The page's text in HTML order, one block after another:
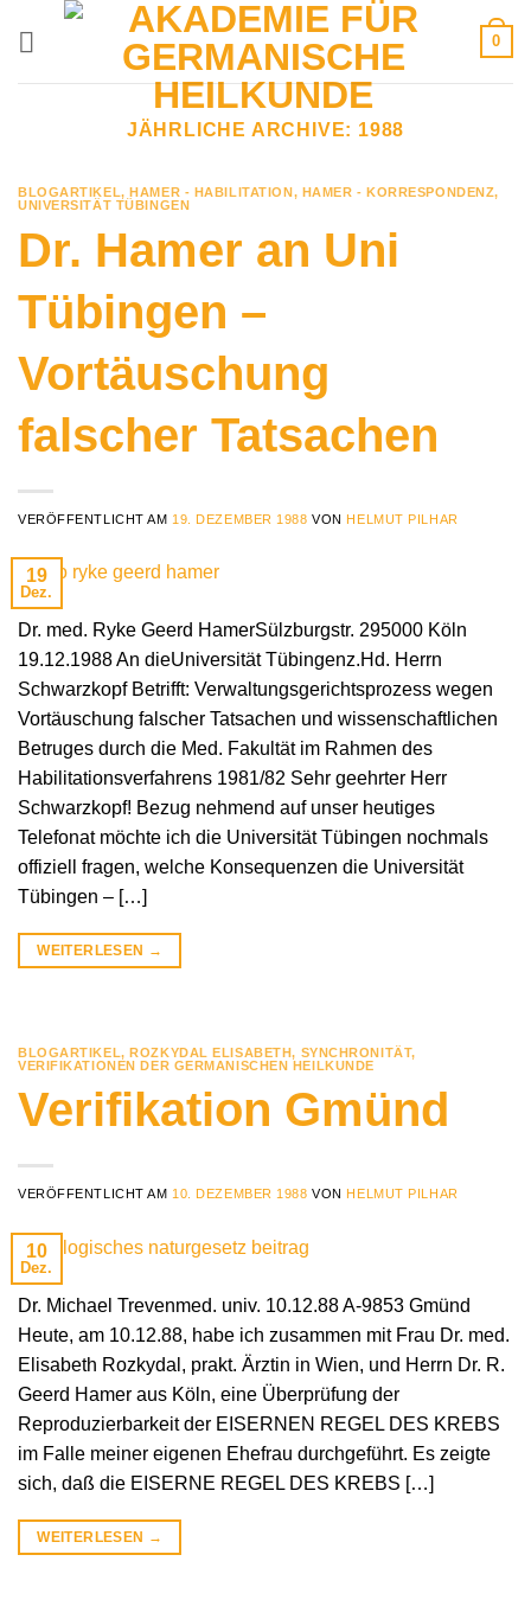
0
JÄHRLICHE ARCHIVE: 1988
BLOGARTIKEL,HAMER - HABILITATION, HAMER - KORRESPONDENZ,
UNIVERSITÄT TÜBINGEN
Dr. Hamer an Uni
Tübingen –
Vortäuschung
falscher Tatsachen
VERÖFFENTLICHT AM 19. DEZEMBER 1988 VON HELMUT PILHAR
19
Dez.
Dr. med. Ryke Geerd HamerSülzburgstr. 295000 Köln
19.12.1988 An dieUniversität Tübingenz.Hd. Herrn
Schwarzkopf Betrifft: Verwaltungsgerichtsprozess wegen
Vortäuschung falscher Tatsachen und wissenschaftlichen
Betruges durch die Med. Fakultät im Rahmen des
Habilitationsverfahrens 1981/82 Sehr geehrter Herr
Schwarzkopf! Bezug nehmend auf unser heutiges
Telefonat möchte ich die Universität Tübingen nochmals
offiziell fragen, welche Konsequenzen die Universität
Tübingen – […]
WEITERLESEN →
BLOGARTIKEL,ROZKYDAL ELISABETH, SYNCHRONITÄT,
VERIFIKATIONEN DER GERMANISCHEN HEILKUNDE
Verifikation Gmünd
VERÖFFENTLICHT AM10. DEZEMBER 1988 VON HELMUT PILHAR
10
Dez.
Dr. Michael Trevenmed. univ. 10.12.88 A-9853 Gmünd
Heute, am 10.12.88, habe ich zusammen mit Frau Dr. med.
Elisabeth Rozkydal, prakt. Ärztin in Wien, und Herrn Dr. R.
Geerd Hamer aus Köln, eine Überprüfung der
Reproduzierbarkeit der EISERNEN REGEL DES KREBS
im Falle meiner eigenen Ehefrau durchgeführt. Es zeigte
sich, daß die EISERNE REGEL DES KREBS […]
WEITERLESEN →